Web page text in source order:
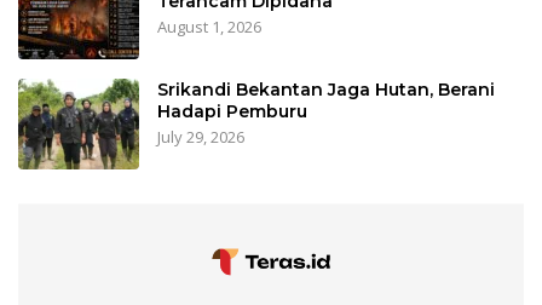
August 1, 2026
Srikandi Bekantan Jaga Hutan, Berani
Hadapi Pemburu
July 29, 2026